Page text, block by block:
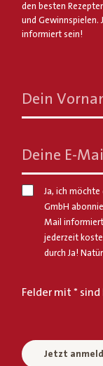
den besten
und
informiert sein!
Dein
Deine E-
Ja, ich
GmbH
Mail
jederzeit
durch Ja!
Felder mit *
Jetzt